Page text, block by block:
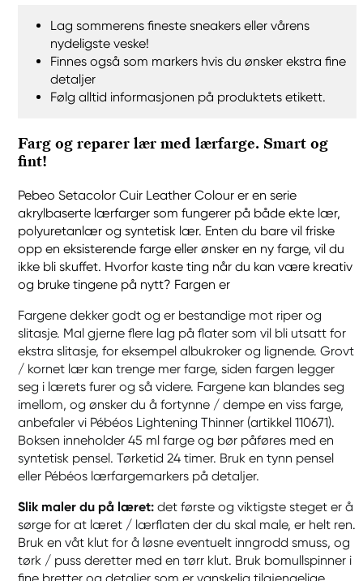
Lag sommerens fineste sneakers eller vårens
nydeligste veske!
Finnes også som markers hvis du ønsker ekstra fine
detaljer
Følg alltid informasjonen på produktets etikett.
Farg og reparer lær med lærfarge. Smart og
fint!
Pebeo Setacolor Cuir Leather Colour er en serie
akrylbaserte lærfarger som fungerer på både ekte lær,
polyuretanlær og syntetisk lær. Enten du bare vil friske
opp en eksisterende farge eller ønsker en ny farge, vil du
ikke bli skuffet. Hvorfor kaste ting når du kan være kreativ
og bruke tingene på nytt? Fargen er
Fargene dekker godt og er bestandige mot riper og
slitasje. Mal gjerne flere lag på flater som vil bli utsatt for
ekstra slitasje, for eksempel albukroker og lignende. Grovt
/ kornet lær kan trenge mer farge, siden fargen legger
seg i lærets furer og så videre. Fargene kan blandes seg
imellom, og ønsker du å fortynne / dempe en viss farge,
anbefaler vi Pébéos Lightening Thinner (artikkel 110671).
Boksen inneholder 45 ml farge og bør påføres med en
syntetisk pensel. Tørketid 24 timer. Bruk en tynn pensel
eller Pébéos lærfargemarkers på detaljer.
Slik maler du på læret: det første og viktigste steget er å
sørge for at læret / lærflaten der du skal male, er helt ren.
Bruk en våt klut for å løsne eventuelt inngrodd smuss, og
tørk / puss deretter med en tørr klut. Bruk bomullspinner i